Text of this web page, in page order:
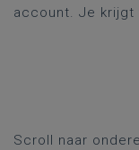
account. Je krijgt
Scroll naar